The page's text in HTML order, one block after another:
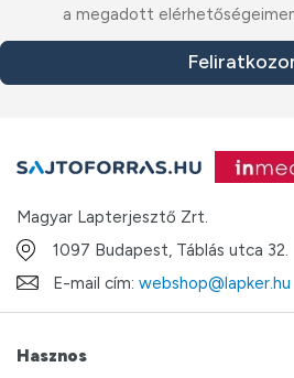
a megadott
Magyar Lapterjesztő Zrt.
1097 Budapest, Táblás utca 32.
E-mail cím: webshop@lapker.hu
Hasznos